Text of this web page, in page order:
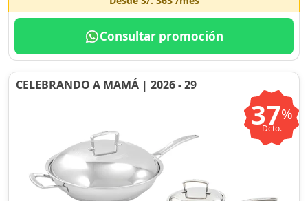
Consultar promoción
CELEBRANDO A MAMÁ | 2026 - 29
37%
Dcto.